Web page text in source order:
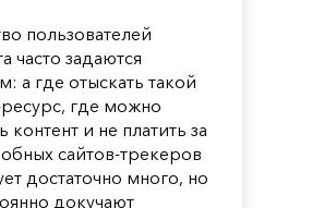
пользователей
часто задаются
а где отыскать такой
где можно
контент и не платить за
сайтов-трекеров
достаточно много, но
докучают